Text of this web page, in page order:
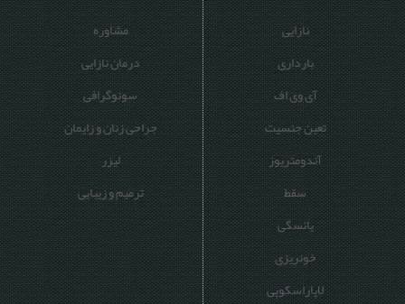
نازایی
بارداری
آی وی اف
تعین جنسیت
آندومتریوز
سقط
یائسگی
خونریزی
لاپاراسکوپی
مشاوره
درمان نازایی
سونوگرافی
جراحی زنان و زایمان
لیزر
ترمیم و زیبایی